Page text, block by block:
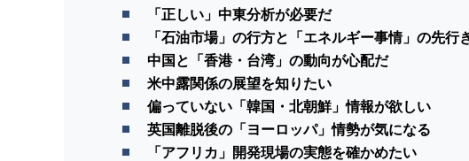
「正しい」中東分析が必要だ
「石油市場」の行方と「エネルギー事情」の先行
中国と「香港・台湾」の動向が心配だ
米中露関係の展望を知りたい
偏っていない「韓国・北朝鮮」情報が欲しい
英国離脱後の「ヨーロッパ」情勢が気になる
「アフリカ」開発現場の実態を確かめたい